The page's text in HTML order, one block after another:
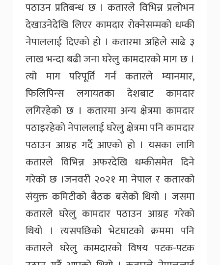
पठाउन प्रतिबन्ध छ । कतारले विभिन्न प्रलोभन
देखाउनेदेखि लिएर कामदार रोक्नेसम्मको धम्की
नेपाललाई दिएको हो । कतारमा अहिले साढे ३
लाख भन्दा बढी जना घरेलु कामदारको माग छ ।
त्यो माग परिपूर्ति गर्न कतारले म्यानमार,
फिलिपिन्स लगायतका देशबाट कामदार
लगिरहेको छ । कतारमा अन्य क्षेत्रमा कामदार
पठाइरहेको नेपाललाई घरेलु क्षेत्रमा पनि कामदार
पठाउन आग्रह गर्दै आएको हो । यसका लागि
कतारले विभिन्न अफरदेखि धम्कीसमेत दिने
गरेको छ ।जनवरी २०२१ मा नेपाल र कतारको
संयुक्त कमिटीको बैठक बसेको थियो । जसमा
कतारले घरेलु कामदार पठाउन आग्रह गरेको
थियो । त्यसपछिको भेटघाटको क्रममा पनि
कतारले घरेलु कामदारको विषय पटक-पटक